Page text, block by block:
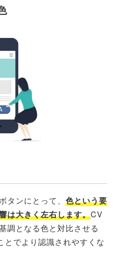
タンにとって、 色という要
は大きく左右します。CV
調となる色と対比させる
とでより認識されやすくな